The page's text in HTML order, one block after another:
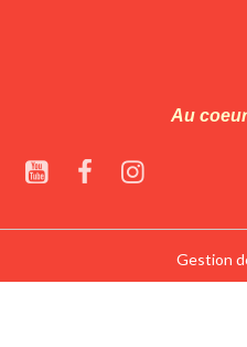
Au
Gestion